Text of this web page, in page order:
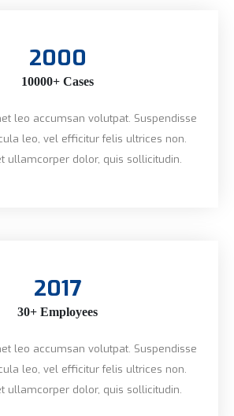
2000
10000+ Cases
leo accumsan volutpat. Suspendisse
leo, vel efficitur felis ultrices non.
ullamcorper dolor, quis sollicitudin.
2017
30+ Employees
leo accumsan volutpat. Suspendisse
leo, vel efficitur felis ultrices non.
ullamcorper dolor, quis sollicitudin.